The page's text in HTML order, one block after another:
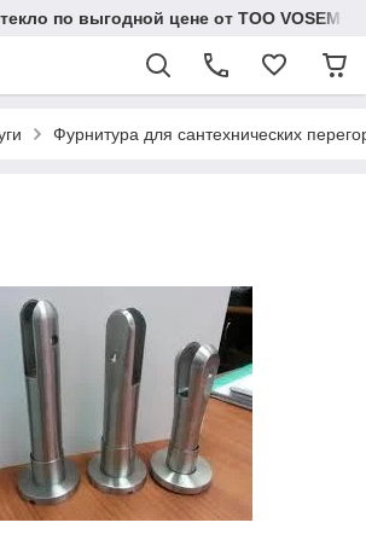
по выгодной цене от ТОО VOSEM
Фурнитура для сантехнических